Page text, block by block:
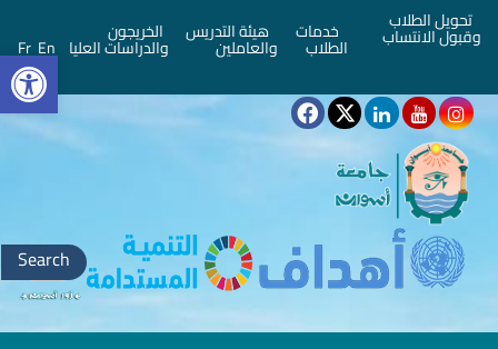
تحويل الطلاب
وقبول الانتساب خدمات
الطلاب
هيئة التدريس
والعاملين
الخريجون
والدراسات العليا En
Fr
Search
for: